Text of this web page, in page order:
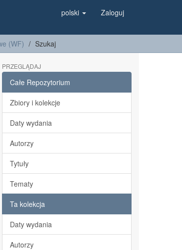
polski Zaloguj
(WF) Szukaj
PRZEGLĄDAJ
Całe Repozytorium
Zbiory i kolekcje
Daty wydania
Autorzy
Tytuły
Tematy
Ta kolekcja
Daty wydania
Autorzy